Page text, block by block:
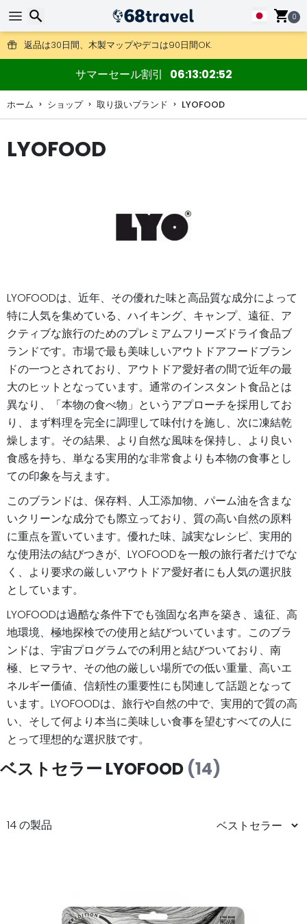
0
DHL Expressもご利用いただけます。
返品は30日間、木製マップやデコは90日間OK.
サマーセール割引 06130251
ホーム ショップ 取り扱いブランド LYOFOOD
LYOFOOD
LYOFOODは、近年、その優れた味と高品質な成分によって
特に人気を集めている、ハイキング、キャンプ、遠征、ア
クティブな旅行のためのプレミアムフリーズドライ食品ブ
ランドです。市場で最も美味しいアウトドアフードブラン
ドの一つとされており、アウトドア愛好者の間で近年の最
大のヒットとなっています。通常のインスタント食品とは
異なり、「本物の食べ物」というアプローチを採用してお
り、まず料理を完全に調理して味付けを施し、次に凍結乾
燥します。その結果、より自然な風味を保持し、より良い
食感を持ち、単なる実用的な非常食よりも本物の食事とし
ての印象を与えます。
このブランドは、保存料、人工添加物、パーム油を含まな
いクリーンな成分でも際立っており、質の高い自然の原料
に重点を置いています。優れた味、誠実なレシピ、実用的
な使用法の結びつきが、LYOFOODを一般の旅行者だけでな
く、より要求の厳しいアウトドア愛好者にも人気の選択肢
としています。
LYOFOODは過酷な条件下でも強固な名声を築き、遠征、高
地環境、極地探検での使用と結びついています。このブラ
ンドは、宇宙プログラムでの利用と結びついており、南
極、ヒマラヤ、その他の厳しい場所での低い重量、高いエ
ネルギー価値、信頼性の重要性にも関連して話題となって
います。LYOFOODは、旅行や自然の中で、実用的で質の高
い、そして何より本当に美味しい食事を望むすべての人に
とって理想的な選択肢です。
ベストセラー LYOFOOD (14)
14 の製品